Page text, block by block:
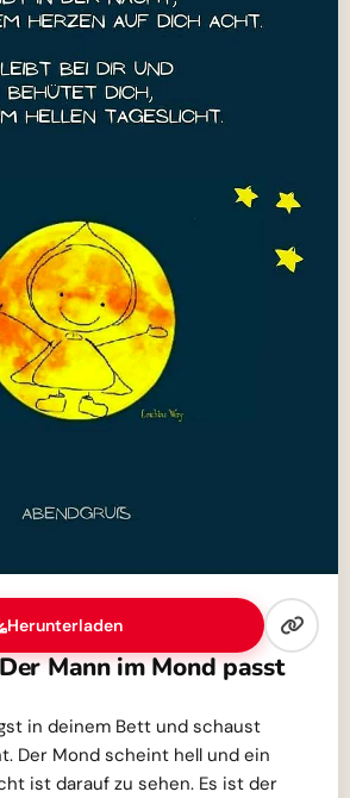
Herunterladen
Mann im Mond passt
in deinem Bett und schaust
Der Mond scheint hell und ein
ist darauf zu sehen. Es ist der